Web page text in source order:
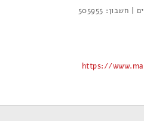
https://